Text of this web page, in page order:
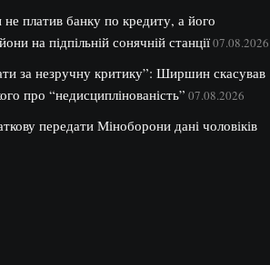
платив банку по кредиту, а його
на підпільній сонячній станції07.08.2026
за незручну критику”: Ширшин скасував
про “недисциплінованість” 07.08.2026
передати Міноборони дані чоловіків